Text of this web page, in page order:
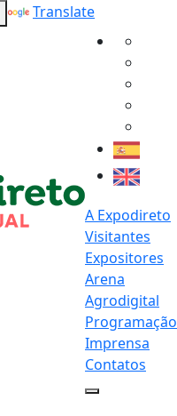
Translate
A Expodireto
Visitantes
Expositores
Arena
Agrodigital
Programação
Imprensa
Contatos